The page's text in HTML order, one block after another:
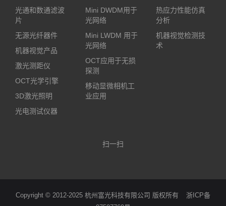
光通和数通滤波
片
无源光纤器件
机器视觉产品
激光测距仪
OCT光学引擎
3D激光照明
光电测试仪器
Mini DWDM用于
光网络
Mini LWDM 用于
光网络
OCT应用于无损
探测
移动显微相机工
业应用
热应力性能仿真
分析
机器视觉检测技
术
扫一扫
Copyright © 2012-2025 杭州富光科技有限公司 版权所有
浙ICP备